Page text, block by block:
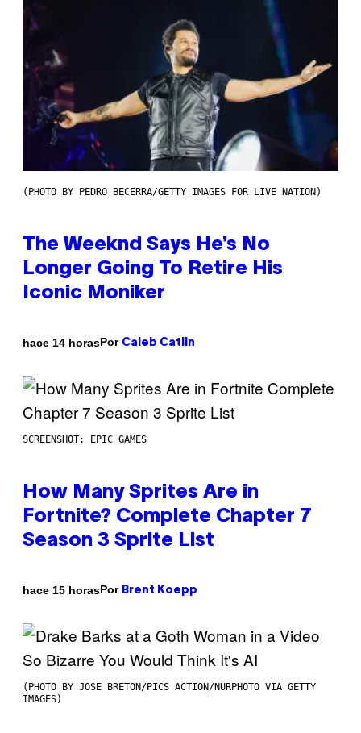
(PHOTO BY PEDRO BECERRA/GETTY IMAGES FOR LIVE NATION)
The Weeknd Says He’s No
Longer Going To Retire His
Iconic Moniker
hace 14 horasPor Caleb Catlin
SCREENSHOT: EPIC GAMES
How Many Sprites Are in
Fortnite? Complete Chapter 7
Season 3 Sprite List
hace 15 horasPor Brent Koepp
(PHOTO BY JOSE BRETON/PICS ACTION/NURPHOTO VIA GETTY
IMAGES)